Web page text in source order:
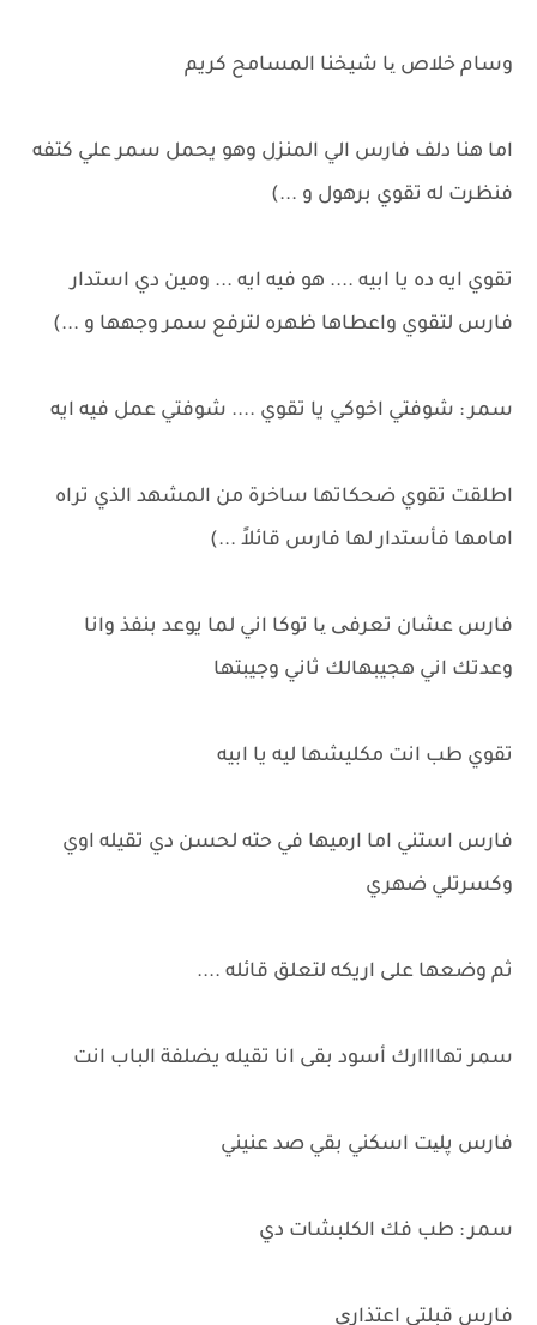
وسام خلاص یا شيخنا المسامح كريم
اما هنا دلف فارس الي المنزل وهو يحمل سمر علي كتفه
فنظرت له تقوي برهول و ...)
تقوي ايه ده يا ابيه .... هو فيه ايه ... ومين دي استدار
فارس لتقوي واعطاها ظهره لترفع سمر وجهها و ...)
سمر : شوفتي اخوكي يا تقوي .... شوفتي عمل فيه ايه
اطلقت تقوي ضحكاتها ساخرة من المشهد الذي تراه
امامها فأستدار لها فارس قائلاً ...)
فارس عشان تعرفی یا توكا اني لما يوعد بنفذ وانا
وعدتك اني هجيبهالك ثاني وجيبتها
تقوي طب انت مكليشها ليه يا ابيه
فارس استني اما ارميها في حته لحسن دي تقيله اوي
وكسرتلي ضهري
ثم وضعها على اريكه لتعلق قائله ....
سمر تهاااارك أسود بقى انا تقيله يضلفة الباب انت
فارس پلیت اسكني بقي صد عنيني
سمر : طب فك الكلبشات دي
فارس قبلتي اعتذاری